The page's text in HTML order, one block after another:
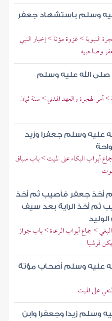
وسلم باستشهاد جعفر
النبوية > غزوة مؤتة > إخبار النبي
وصاحبيه
الله عليه وسلم
> أمر الهجرة والعهد المدني > سنة ثمان
عليه وسلم جعفرا وزيد
أبواب البكاء على الميت > باب سياق
ثم أخذ جعفر فأصيب ثم أخذ
ثم أخذ الراية بعد سيف
> جماع أبواب الرعاة > باب جواز
قرشيا
عليه وسلم أصحاب مؤتة
على الميت
وسلم زيدا وجعفرا وابن